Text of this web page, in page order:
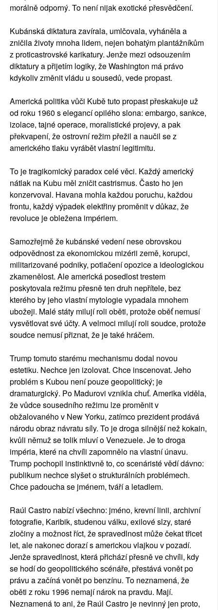
morálně odporný. To není nijak exotické přesvědčení.
Kubánská diktatura zavírala, umlčovala, vyháněla a
zničila životy mnoha lidem, nejen bohatým plantážníkům
z proticastrovské karikatury. Jenže mezi odsouzením
diktatury a přijetím logiky, že Washington má právo
kdykoliv změnit vládu u sousedů, vede propast.
Americká politika vůči Kubě tuto propast přeskakuje už
od roku 1960 s elegancí opilého slona: embargo, sankce,
izolace, tajné operace, moralistické projevy, a pak
překvapení, že ostrovní režim přežil a naučil se z
amerického tlaku vyrábět vlastní legitimitu.
To je tragikomický paradox celé věci. Každý americký
nátlak na Kubu měl zničit castrismus. Často ho jen
konzervoval. Havana mohla každou poruchu, každou
frontu, každý výpadek elektřiny proměnit v důkaz, že
revoluce je obležena impériem.
Samozřejmě že kubánské vedení nese obrovskou
odpovědnost za ekonomickou mizérii země, korupci,
militarizované podniky, potlačení opozice a ideologickou
zkamenělost. Ale americká posedlost trestem
poskytovala režimu přesně ten druh nepřítele, bez
kterého by jeho vlastní mytologie vypadala mnohem
ubožeji. Malé státy milují roli oběti, protože oběť nemusí
vysvětlovat své účty. A velmoci milují roli soudce, protože
soudce nemusí přiznat, že je také hráčem.
Trump tomuto starému mechanismu dodal novou
estetiku. Nechce jen izolovat. Chce inscenovat. Jeho
problém s Kubou není pouze geopolitický; je
dramaturgický. Po Madurovi vznikla chuť. Amerika viděla,
že vůdce sousedního režimu lze proměnit v
obžalovaného v New Yorku, zatímco prezident prodává
národu obraz návratu síly. To je droga silnější než kokain,
kvůli němuž se tolik mluví o Venezuele. Je to droga
impéria, které na chvíli zapomnělo na vlastní únavu.
Trump pochopil instinktivně to, co scenáristé vědí dávno:
publikum nechce slyšet o strukturálních problémech.
Chce padoucha se jménem, tváří a letadlem.
Raúl Castro nabízí všechno: jméno, krevní linii, archivní
fotografie, Karibik, studenou válku, exilové slzy, staré
zločiny a možnost říct, že spravedlnost může čekat třicet
let, ale nakonec dorazí s americkou vlajkou v pozadí.
Jenže spravedlnost, která přichází přesně ve chvíli, kdy
se hodí do geopolitického scénáře, přestává vonět po
právu a začíná vonět po benzínu. To neznamená, že
oběti z roku 1996 nemají nárok na pravdu. Mají.
Neznamená to ani, že Raúl Castro je nevinný jen proto,